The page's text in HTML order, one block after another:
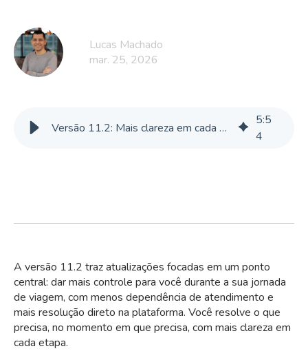
Lucas Machado
mar. 25, 2026
Versão 11.2: Mais clareza em cada etapa
5:5
4
A versão 11.2 traz atualizações focadas em um ponto
central: dar mais controle para você durante a sua jornada
de viagem, com menos dependência de atendimento e
mais resolução direto na plataforma. Você resolve o que
precisa, no momento em que precisa, com mais clareza em
cada etapa.